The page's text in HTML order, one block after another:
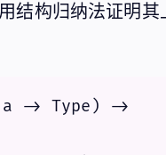
结构归纳法证明
-> Type) ->